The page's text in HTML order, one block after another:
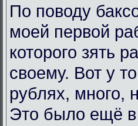
По поводу
моей первой
которого зять
своему. Вот у
рублях, много,
Это было ещё в